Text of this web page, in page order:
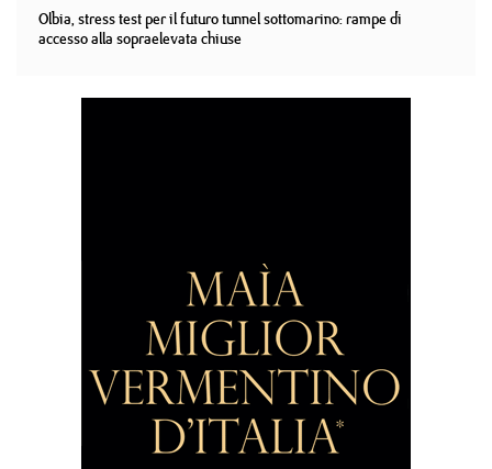
Olbia, stress test per il futuro tunnel sottomarino: rampe di
accesso alla sopraelevata chiuse